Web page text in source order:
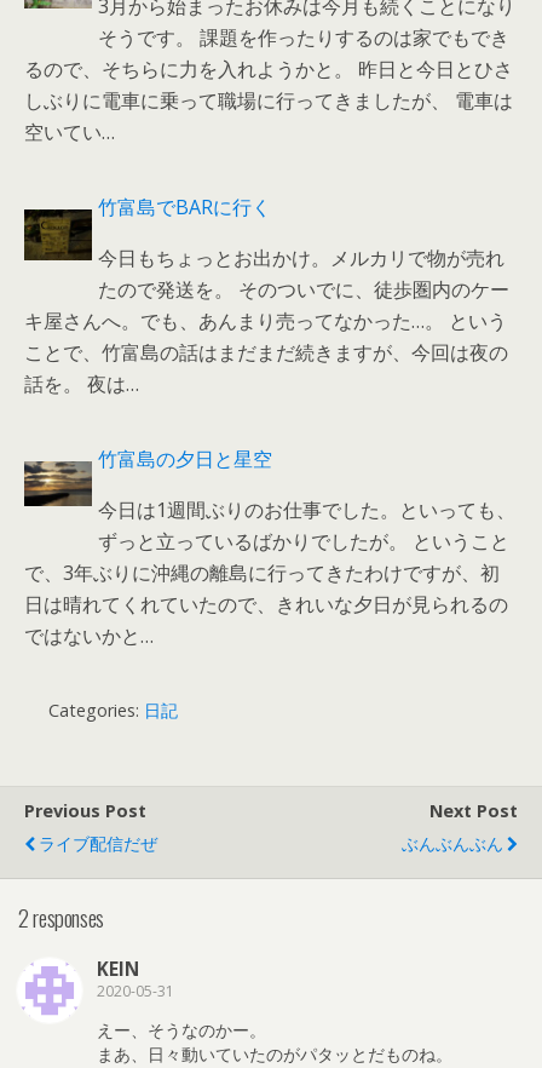
3月から始まったお休みは今月も続くことになり
そうです。 課題を作ったりするのは家でもでき
るので、そちらに力を入れようかと。 昨日と今日とひさ
しぶりに電車に乗って職場に行ってきましたが、 電車は
空いてい…
竹富島でBARに行く
今日もちょっとお出かけ。メルカリで物が売れ
たので発送を。 そのついでに、徒歩圏内のケー
キ屋さんへ。でも、あんまり売ってなかった…。 という
ことで、竹富島の話はまだまだ続きますが、今回は夜の
話を。 夜は…
竹富島の夕日と星空
今日は1週間ぶりのお仕事でした。といっても、
ずっと立っているばかりでしたが。 ということ
で、3年ぶりに沖縄の離島に行ってきたわけですが、初
日は晴れてくれていたので、きれいな夕日が見られるの
ではないかと…
Categories: 日記
Previous Post
ライブ配信だぜ
Next Post
ぶんぶんぶん
2 responses
KEIN
2020-05-31
えー、そうなのかー。
まあ、日々動いていたのがパタッとだものね。